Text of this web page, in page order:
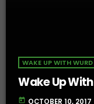
WAKE UP WITH WURD
Wake Up With
today OCTOBER 10, 2017